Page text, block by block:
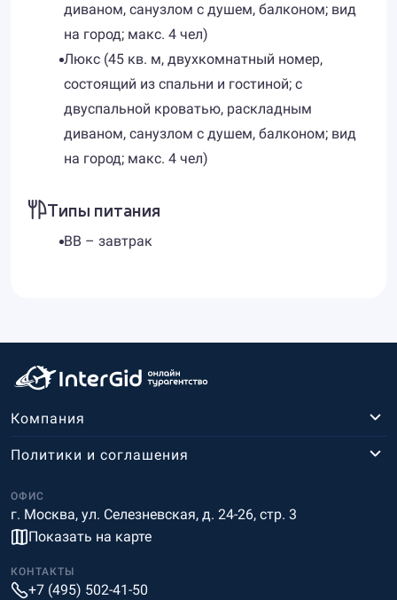
диваном, санузлом с душем, балконом; вид
на город; макс. 4 чел)
Люкс (45 кв. м, двухкомнатный номер,
состоящий из спальни и гостиной; с
двуспальной кроватью, раскладным
диваном, санузлом с душем, балконом; вид
на город; макс. 4 чел)
Типы питания
BB – завтрак
Компания
ОФИС
г. Москва, ул. Селезневская, д. 24-26, стр. 3
Показать на карте
Политики и соглашения
КОНТАКТЫ
+7 (495) 502-41-50